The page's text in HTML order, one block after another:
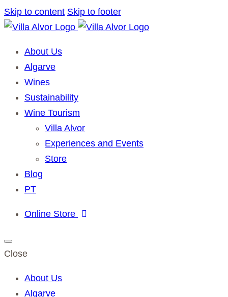
Skip to content Skip to footer
About Us
Algarve
Wines
Sustainability
Wine Tourism
Villa Alvor
Experiences and Events
Store
Blog
PT
Online Store
Close
About Us
Algarve